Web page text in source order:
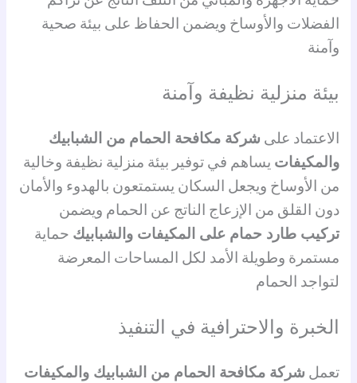
الفضلات والأوساخ ويضمن الحفاظ على بيئة صحية
وآمنة
بيئة منزلية نظيفة وآمنة
الاعتماد على شركة مكافحة الحمام من الشبابيك
والمكيفات يساهم في توفير بيئة منزلية نظيفة وخالية
من الأوساخ ويجعل السكان يستمتعون بالهدوء والأمان
دون القلق من الإزعاج الناتج عن الحمام ويضمن
تركيب طارد حمام على المكيفات والشبابيك حماية
مستمرة وطويلة الأمد لكل المساحات المعرضة
لتواجد الحمام
الخبرة والاحترافية في التنفيذ
تعمل شركة مكافحة الحمام من الشبابيك والمكيفات